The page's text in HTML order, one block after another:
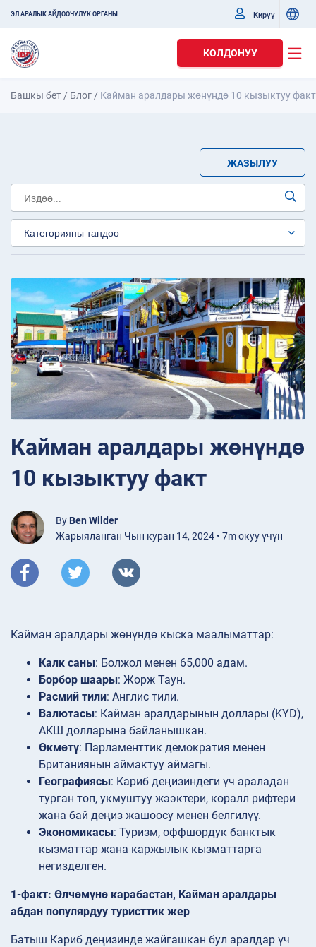
ЭЛ АРАЛЫК АЙДООЧУЛУК ОРГАНЫ Кирүү
КОЛДОНУУ
Башкы бет / Блог / Кайман аралдары жөнүндө 10 кызыктуу факт
ЖАЗЫЛУУ
Кайман аралдары жөнүндө
10 кызыктуу факт
By Ben Wilder
Жарыяланган Чын куран 14, 2024 • 7m окуу үчүн
Кайман аралдары жөнүндө кыска маалыматтар:
Калк саны: Болжол менен 65,000 адам.
Борбор шаары: Жорж Таун.
Расмий тили: Англис тили.
Валютасы: Кайман аралдарынын доллары (KYD),
АКШ долларына байланышкан.
Өкмөтү: Парламенттик демократия менен
Британиянын аймактуу аймагы.
Географиясы: Кариб деңизиндеги үч араладан
турган топ, укмуштуу жээктери, коралл рифтери
жана бай деңиз жашоосу менен белгилүү.
Экономикасы: Туризм, оффшордук банктык
кызматтар жана каржылык кызматтарга
негизделген.
1-факт: Өлчөмүнө карабастан, Кайман аралдары
абдан популярдуу туристтик жер
Батыш Кариб деңизинде жайгашкан бул аралдар үч